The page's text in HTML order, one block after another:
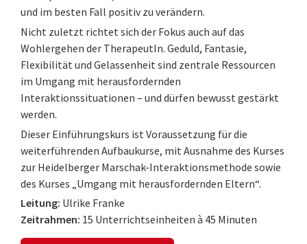
und im besten Fall positiv zu verändern.
Nicht zuletzt richtet sich der Fokus auch auf das
Wohlergehen der TherapeutIn. Geduld, Fantasie,
Flexibilität und Gelassenheit sind zentrale Ressourcen
im Umgang mit herausfordernden
Interaktionssituationen – und dürfen bewusst gestärkt
werden.
Dieser Einführungskurs ist Voraussetzung für die
weiterführenden Aufbaukurse, mit Ausnahme des Kurses
zur Heidelberger Marschak-Interaktionsmethode sowie
des Kurses „Umgang mit herausfordernden Eltern“.
Leitung: Ulrike Franke
Zeitrahmen: 15 Unterrichtseinheiten à 45 Minuten